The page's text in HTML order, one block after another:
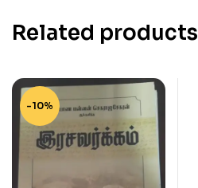
Related products
-10%